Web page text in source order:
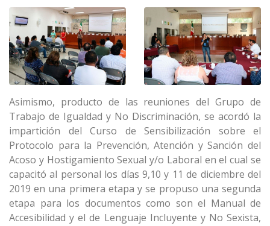
Asimismo, producto de las reuniones del Grupo de
Trabajo de Igualdad y No Discriminación, se acordó la
impartición del Curso de Sensibilización sobre el
Protocolo para la Prevención, Atención y Sanción del
Acoso y Hostigamiento Sexual y/o Laboral en el cual se
capacitó al personal los días 9,10 y 11 de diciembre del
2019 en una primera etapa y se propuso una segunda
etapa para los documentos como son el Manual de
Accesibilidad y el de Lenguaje Incluyente y No Sexista,